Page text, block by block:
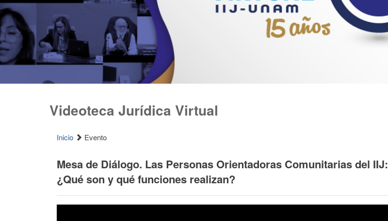
Videoteca Jurídica Virtual
Inicio Evento
Mesa de Diálogo. Las Personas Orientadoras Comunitarias del IIJ:
¿Qué son y qué funciones realizan?